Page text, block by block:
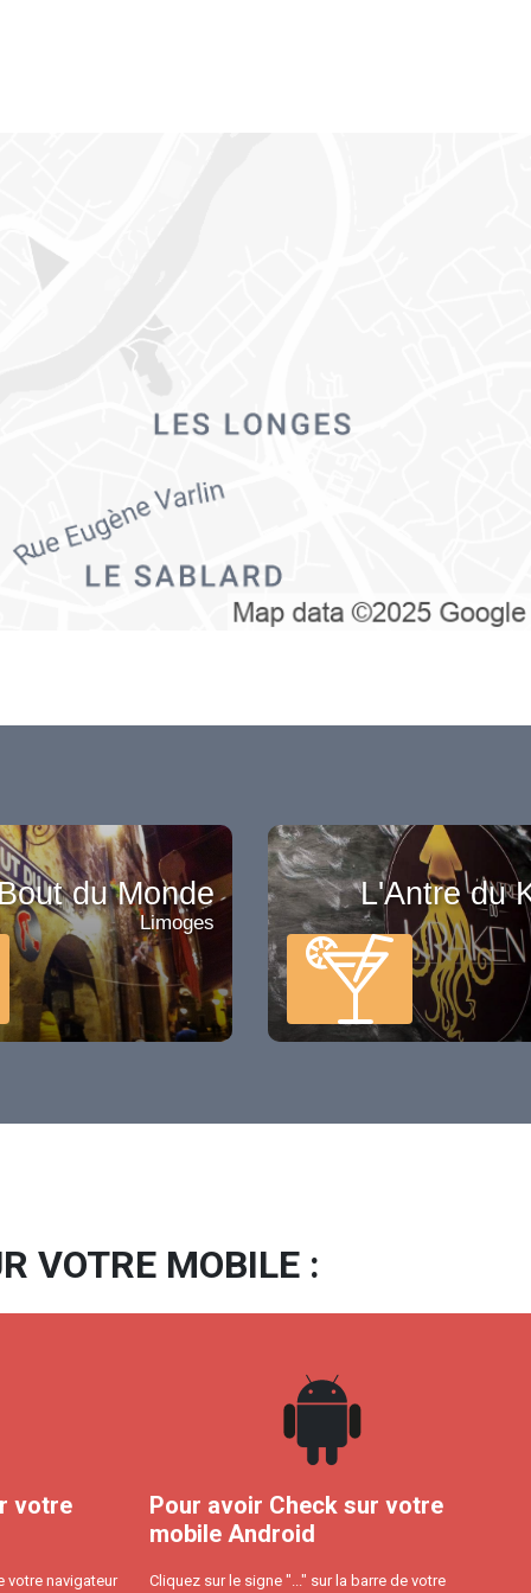
du Monde
Limoges
L'Antre du
VOTRE MOBILE :
votre
votre navigateur
Pour avoir Check sur votre
mobile Android
Cliquez sur le signe "..." sur la barre de votre